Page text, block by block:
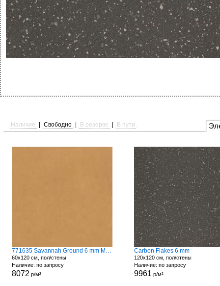
Наличие Свободно В резерве В пути
771635 Savannah Ground 6 mm Matte
60x120 см, пол/стены
Наличие: по запросу
8072 р/м²
Carbon Flakes 6 mm
120x120 см, пол/стены
Наличие: по запросу
9961 р/м²